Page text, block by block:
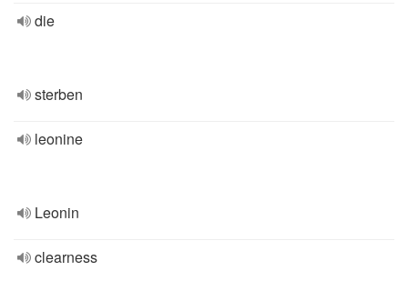
die
sterben
leonine
Leonin
clearness